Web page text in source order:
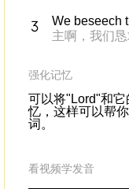
We beseech
主啊，我们恳
强化记忆
可以将"Lord"和
忆，这样可以帮
词。
看视频学发音